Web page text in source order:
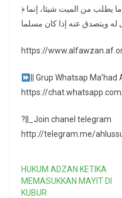
﴿ وَمَا أَنتَ بِمُسْمِعٍ مَّن فِي الْقُبُورِ ﴾ ما يطلب من الميت شيئا، إنما
https://
|| Grup Whatsap
https://
?||_Join chanel telegram
http://telegram.me/
HUKUM ADZAN KETIKA
MEMASUKKAN MAYIT DI
KUBUR